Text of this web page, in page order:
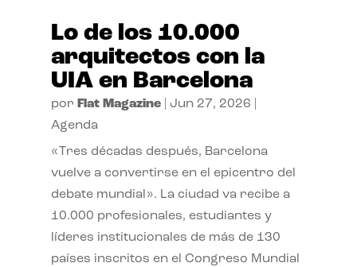
Lo de los 10.000
arquitectos con la
UIA en Barcelona
por Flat Magazine| Jun 27, 2026
Agenda
«Tres décadas después, Barcelona
vuelve a convertirse en el epicentro del
debate mundial». La ciudad va recibe a
10.000 profesionales, estudiantes y
líderes institucionales de más de 130
países inscritos en el Congreso Mundial